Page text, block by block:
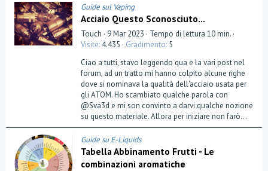
Guide sul Vaping
Acciaio Questo Sconosciuto...
Touch 9 Mar 2023
Tempo di lettura 10 min.
Visite 4.435 Gradimento 5
Ciao a tutti, stavo leggendo qua e la vari post nel
forum, ad un tratto mi hanno colpito alcune righe
dove si nominava la qualità dell'acciaio usata per
gli ATOM. Ho scambiato qualche parola con
@Sva3d e mi son convinto a darvi qualche nozione
su questo materiale. Allora per iniziare non farò...
Guide su E-Liquids
Tabella Abbinamento Frutti - Le
combinazioni aromatiche